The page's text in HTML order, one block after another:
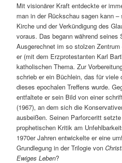
Mit visionärer Kraft entdeckte er
man in der Rückschau sagen kann
Kirche und der Verkündigung des
voraus. Das begann während seines
Ausgerechnet im so stolzen
er (mit dem Erzprotestanten Karl
katholischen Thema. Zur
schrieb er ein Büchlein, das für viele
dieses epochalen Treffens wurde.
entfaltete er sein Bild von einer
(1967), an dem sich die
ausbeißen. Seinen Parforceritt
prophetischen Kritik am
1970er Jahren entwickelte er eine
Grundlegung in der Trilogie von
Ewiges Leben?